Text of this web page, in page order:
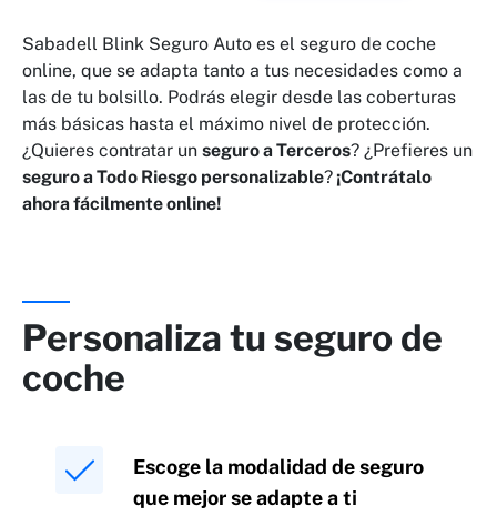
Sabadell Blink Seguro Auto es el seguro de coche
online, que se adapta tanto a tus necesidades como a
las de tu bolsillo. Podrás elegir desde las coberturas
más básicas hasta el máximo nivel de protección.
¿Quieres contratar un seguro a Terceros? ¿Prefieres un
seguro a Todo Riesgo personalizable?¡Contrátalo
ahora fácilmente online!
Personaliza tu seguro de
coche
Escoge la modalidad de seguro
que mejor se adapte a ti